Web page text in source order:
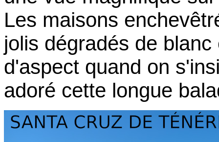
Les maisons
jolis dégradés de
d'aspect quand on
adoré cette longue